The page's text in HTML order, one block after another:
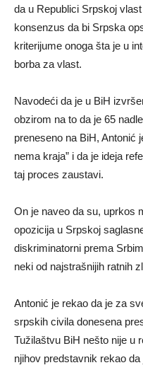
da u Republici Srpskoj
konsenzus da bi Srpska
kriterijume onoga šta je u
borba za vlast.
Navodeći da je u BiH
obzirom na to da je 65
preneseno na BiH, Antonić
nema kraja” i da je ideja
taj proces zaustavi.
On je naveo da su, uprkos
opozicija u Srpskoj
diskriminatorni prema
neki od najstrašnijih ratnih
Antonić je rekao da je za
srpskih civila donesena
Tužilaštvu BiH nešto nije u
njihov predstavnik rekao